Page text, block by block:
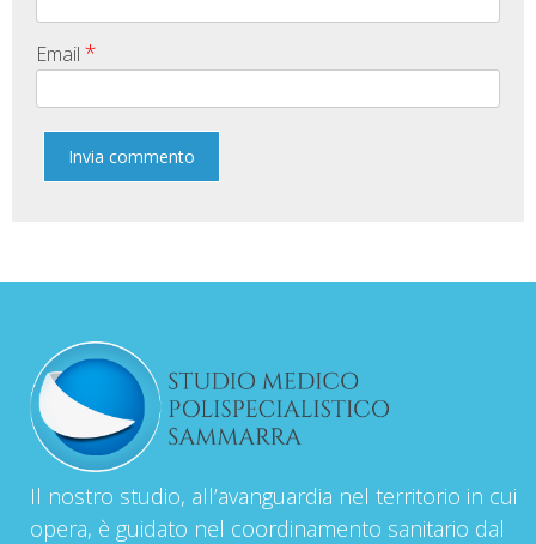
Email *
Il nostro studio, all’avanguardia nel territorio in cui
opera, è guidato nel coordinamento sanitario dal